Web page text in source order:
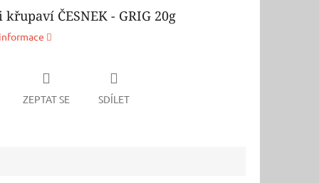
křupaví ČESNEK - GRIG 20g
ZEPTAT SE SDÍLET